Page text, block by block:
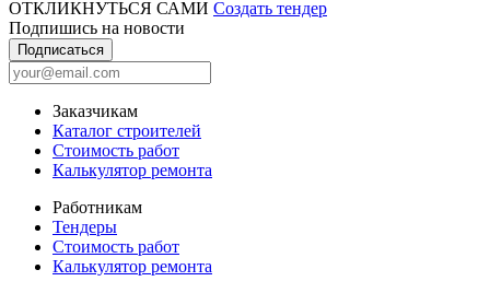
ОТКЛИКНУТЬСЯ САМИ Создать тендер
Подпишись на новости
Подписаться
Заказчикам
Каталог строителей
Стоимость работ
Калькулятор ремонта
Работникам
Тендеры
Стоимость работ
Калькулятор ремонта